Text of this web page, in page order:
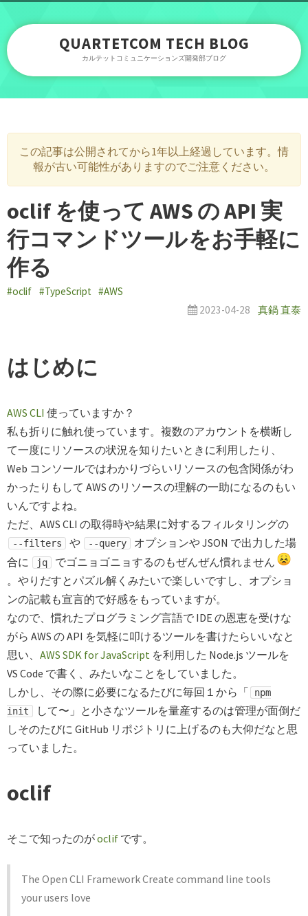
QUARTETCOM TECH BLOG
カルテットコミュニケーションズ開発部ブログ
この記事は公開されてから1年以上経過しています。情
報が古い可能性がありますのでご注意ください。
oclif を使って AWS の API 実
行コマンドツールをお手軽に
作る
#oclif #TypeScript #AWS
2023-04-28
真鍋 直泰
はじめに
AWS CLI 使っていますか？
私も折りに触れ使っています。複数のアカウントを横断し
て一度にリソースの状況を知りたいときに利用したり、
Web コンソールではわかりづらいリソースの包含関係がわ
かったりもして AWS のリソースの理解の一助になるのもい
いんですよね。
ただ、AWS CLI の取得時や結果に対するフィルタリングの
--filters や --query
オプションや JSON で出力した場
合に
jq
でゴニョゴニョするのもぜんぜん慣れません
。やりだすとパズル解くみたいで楽しいですし、オプショ
ンの記載も宣言的で好感をもっていますが。
なので、慣れたプログラミング言語で IDE の恩恵を受けな
がら AWS の API を気軽に叩けるツールを書けたらいいなと
思い、 AWS SDK for JavaScript を利用した Node.js ツールを
VS Code で書く、みたいなことをしていました。
しかし、その際に必要になるたびに毎回１から「
npm
init
して〜」と小さなツールを量産するのは管理が面倒だ
しそのたびに GitHub リポジトリに上げるのも大仰だなと思
っていました。
oclif
そこで知ったのがoclif です。
The Open CLI Framework Create command line tools
your users love